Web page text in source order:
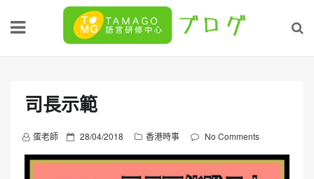
司長示範
蛋老師
P
o
28/04/2018 香港時事 No Comments